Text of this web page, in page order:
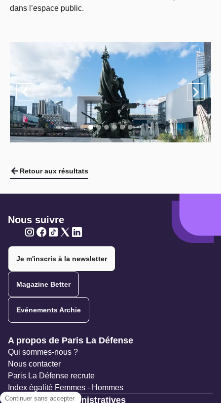
dans l’espace public.
Retour aux résultats
Nous suivre
Je m'inscris à la newsletter
Magazine Better
Evénements Archie
Navigation secondaire
A propos de Paris La Défense
Qui sommes-nous ?
Nous contacter
Paris La Défense recrute
Index égalité Femmes - Hommes
Ressources administratives